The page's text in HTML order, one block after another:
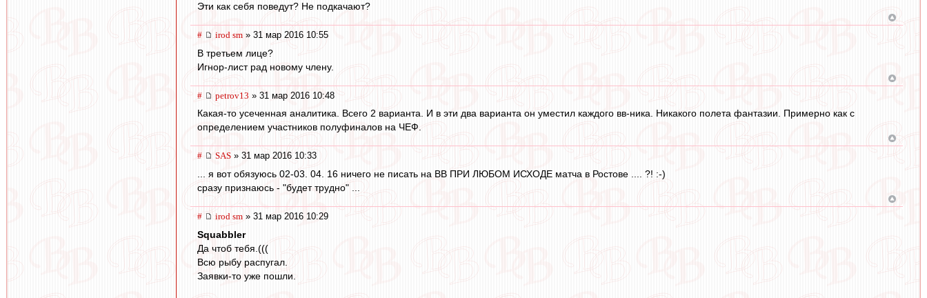
Эти как себя поведут? Не подкачают?
# irod sm » 31 мар 2016 10:55
В третьем лице?
Игнор-лист рад новому члену.
# petrov13 » 31 мар 2016 10:48
Какая-то усеченная аналитика. Всего 2 варианта. И в эти два варианта он уместил каждого вв-ника. Никакого полета фантазии. Примерно как с
определением участников полуфиналов на ЧЕФ.
# SAS » 31 мар 2016 10:33
... я вот обязуюсь 02-03. 04. 16 ничего не писать на ВВ ПРИ ЛЮБОМ ИСХОДЕ матча в Ростове .... ?! :-)
сразу признаюсь - "будет трудно" ...
# irod sm » 31 мар 2016 10:29
Squabbler
Да чтоб тебя.(((
Всю рыбу распугал.
Заявки-то уже пошли.